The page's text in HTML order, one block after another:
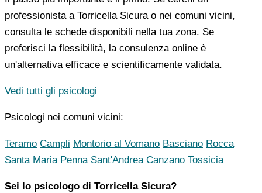
professionista a Torricella Sicura o nei comuni vicini,
consulta le schede disponibili nella tua zona. Se
preferisci la flessibilità, la consulenza online è
un'alternativa efficace e scientificamente validata.
Vedi tutti gli psicologi
Psicologi nei comuni vicini:
Teramo Campli Montorio al Vomano Basciano Rocca
Santa Maria Penna Sant'Andrea Canzano Tossicia
Sei lo psicologo di Torricella Sicura?